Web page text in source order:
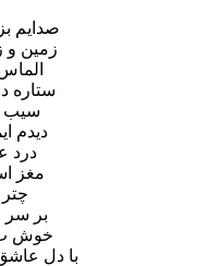
صدایم
زمین و
ستاره
سیب
دیدم
درد
مغز
چتر
بر سر
خوش ب
با دل